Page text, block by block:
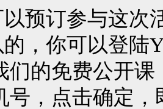
预订参与这次
，你可以登陆
们的免费公开课
号，点击确定